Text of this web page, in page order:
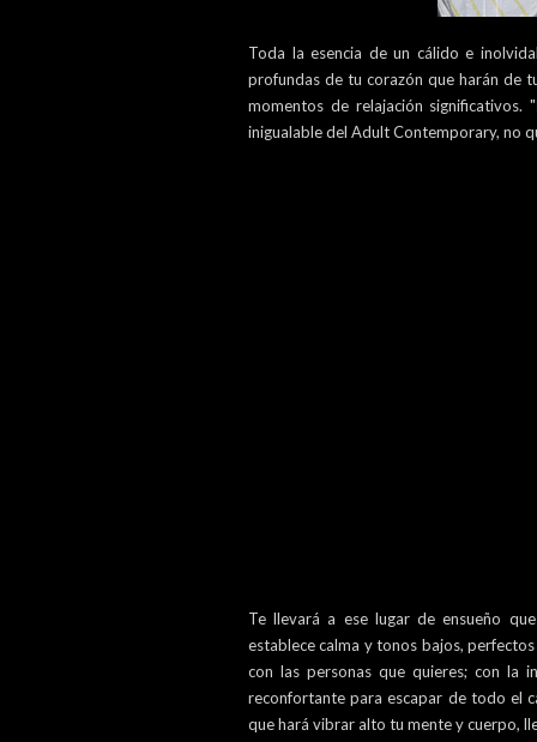
Toda la esencia de un cálido e
profundas de tu corazón que harán de
momentos de relajación significativos. "
inigualable del Adult Contemporary, no
Te llevará a ese lugar de ensueño
establece calma y tonos bajos,
con las personas que quieres; con la
reconfortante para escapar de todo el
que hará vibrar alto tu mente y cuerpo,